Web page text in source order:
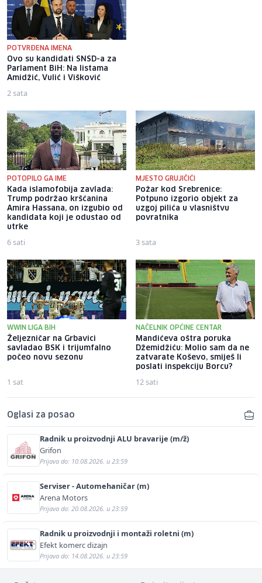
POTVRĐENA IMENA
Ovo su kandidati SNSD-a za
Parlament BiH: Na listama
Amidžić, Vulić i Višković
2 sata
POTOPILO GA IME
Kada islamofobija zavlada:
Trump podržao kršćanina
Amira Hassana, on izgubio od
kandidata koji je odustao od
utrke
6 sati
MJESTO GRUJIČIĆI
Požar kod Srebrenice:
Potpuno izgorio objekt za
uzgoj pilića u vlasništvu
povratnika
3 sata
WWIN LIGA BIH
Željezničar na Grbavici
savladao BSK i trijumfalno
počeo novu sezonu
1 sat
NAČELNIK OPĆINE CENTAR
Mandićeva oštra poruka
Džemidžiću: Molio sam da ne
zatvarate Koševo, smiješ li
poslati inspekciju Borcu?
12 sati
Oglasi za posao
Radnik u proizvodnji ALU bravarije (m/ž)
Grifon
Prijava do: 10.08.2026. u 23:59
Serviser - Automehaničar (m)
Arena Motors
Prijava do: 20.08.2026. u 23:59
Radnik u proizvodnji i montaži roletni (m)
Efekt komerc dizajn
Prijava do: 14.08.2026. u 23:59